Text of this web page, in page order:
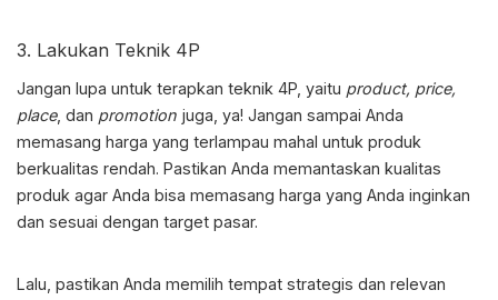
3. Lakukan Teknik 4P
Jangan lupa untuk terapkan teknik 4P, yaitu product, price,
place, dan promotion juga, ya! Jangan sampai Anda
memasang harga yang terlampau mahal untuk produk
berkualitas rendah. Pastikan Anda memantaskan kualitas
produk agar Anda bisa memasang harga yang Anda inginkan
dan sesuai dengan target pasar.
Lalu, pastikan Anda memilih tempat strategis dan relevan